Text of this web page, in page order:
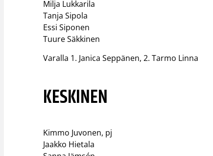
Milja Lukkarila​
Tanja Sipola​
Essi Siponen​
Tuure Säkkinen​
Varalla 1. Janica Seppänen, 2. Tarmo Linna
KESKINEN
Kimmo Juvonen, pj​
Jaakko Hietala​